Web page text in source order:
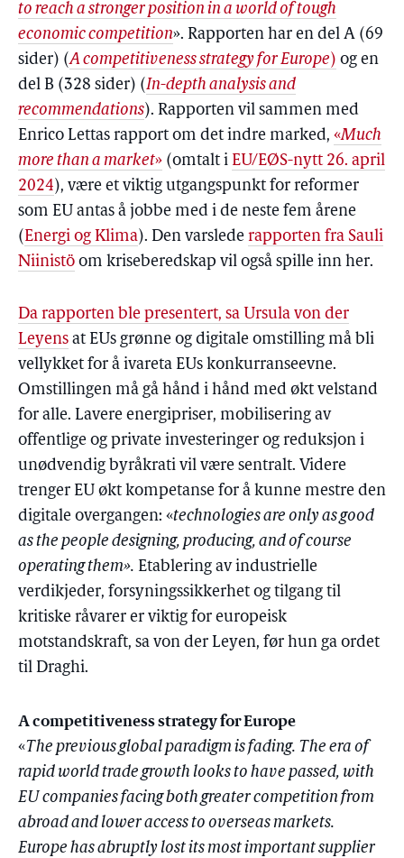
to reach a stronger position in a world of tough
economic competition». Rapporten har en del A (69
sider) (A competitiveness strategy for Europe) og en
del B (328 sider) (In-depth analysis and
recommendations). Rapporten vil sammen med
Enrico Lettas rapport om det indre marked, «Much
more than a market» (omtalt i EU/EØS-nytt 26. april
2024), være et viktig utgangspunkt for reformer
som EU antas å jobbe med i de neste fem årene
(Energi og Klima). Den varslede rapporten fra Sauli
Niinistö om kriseberedskap vil også spille inn her.
Da rapporten ble presentert, sa Ursula von der
Leyens at EUs grønne og digitale omstilling må bli
vellykket for å ivareta EUs konkurranseevne.
Omstillingen må gå hånd i hånd med økt velstand
for alle. Lavere energipriser, mobilisering av
offentlige og private investeringer og reduksjon i
unødvendig byråkrati vil være sentralt. Videre
trenger EU økt kompetanse for å kunne mestre den
digitale overgangen: «technologies are only as good
as the people designing, producing, and of course
operating them». Etablering av industrielle
verdikjeder, forsyningssikkerhet og tilgang til
kritiske råvarer er viktig for europeisk
motstandskraft, sa von der Leyen, før hun ga ordet
til Draghi.
A competitiveness strategy for Europe
«The previous global paradigm is fading. The era of
rapid world trade growth looks to have passed, with
EU companies facing both greater competition from
abroad and lower access to overseas markets.
Europe has abruptly lost its most important supplier